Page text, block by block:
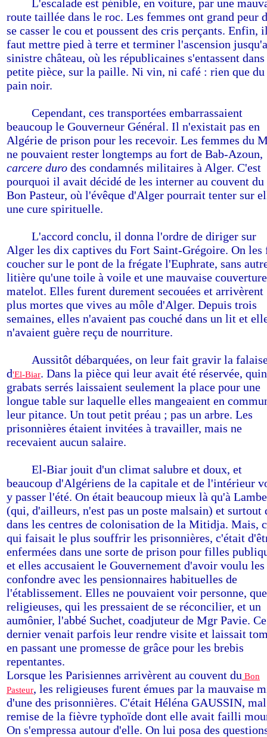
L'escalade est pénible, en voiture, par une
route taillée dans le roc. Les femmes ont grand peur
se casser le cou et poussent des cris perçants. Enfin,
faut mettre pied à terre et terminer l'ascension
sinistre château, où les républicaines s'entassent dans
petite pièce, sur la paille. Ni vin, ni café : rien que du
pain noir.
Cependant, ces transportées embarrassaient
beaucoup le Gouverneur Général. Il n'existait pas en
Algérie de prison pour les recevoir. Les femmes du
ne pouvaient rester longtemps au fort de Bab-Azoun,
carcere duro des condamnés militaires à Alger. C'est
pourquoi il avait décidé de les interner au couvent du
Bon Pasteur, où l'évêque d'Alger pourrait tenter sur
une cure spirituelle.
L'accord conclu, il donna l'ordre de diriger sur
Alger les dix captives du Fort Saint-Grégoire. On
coucher sur le pont de la frégate l'Euphrate, sans
litière qu'une toile à voile et une mauvaise
matelot. Elles furent durement secouées et arrivèrent
plus mortes que vives au môle d'Alger. Depuis trois
semaines, elles n'avaient pas couché dans un lit et
n'avaient guère reçu de nourriture.
Aussitôt débarquées, on leur fait gravir la
d'El-Biar. Dans la pièce qui leur avait été réservée,
grabats serrés laissaient seulement la place pour une
longue table sur laquelle elles mangeaient en
leur pitance. Un tout petit préau ; pas un arbre. Les
prisonnières étaient invitées à travailler, mais ne
recevaient aucun salaire.
El-Biar jouit d'un climat salubre et doux, et
beaucoup d'Algériens de la capitale et de l'intérieur
y passer l'été. On était beaucoup mieux là qu'à
(qui, d'ailleurs, n'est pas un poste malsain) et surtout
dans les centres de colonisation de la Mitidja. Mais,
qui faisait le plus souffrir les prisonnières, c'était
enfermées dans une sorte de prison pour filles
et elles accusaient le Gouvernement d'avoir voulu les
confondre avec les pensionnaires habituelles de
l'établissement. Elles ne pouvaient voir personne,
religieuses, qui les pressaient de se réconcilier, et un
aumônier, l'abbé Suchet, coadjuteur de Mgr Pavie. Ce
dernier venait parfois leur rendre visite et laissait
en passant une promesse de grâce pour les brebis
repentantes.
Lorsque les Parisiennes arrivèrent au couvent du Bon
Pasteur, les religieuses furent émues par la mauvaise
d'une des prisonnières. C'était Héléna GAUSSIN, mal
remise de la fièvre typhoïde dont elle avait failli
On s'empressa autour d'elle. On lui posa des